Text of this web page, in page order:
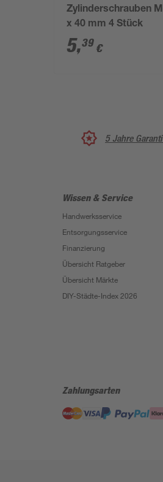
Zylinderschrauben
x 40 mm 4 Stück
5,39 €
5 Jahre
Wissen & Service
Handwerksservice
Entsorgungsservice
Finanzierung
Übersicht Ratgeber
Übersicht Märkte
DIY-Städte-Index 2026
Zahlungsarten